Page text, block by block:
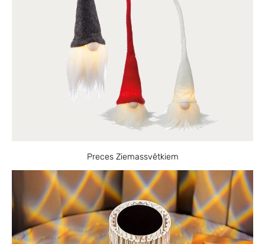
Preces Ziemassvētkiem